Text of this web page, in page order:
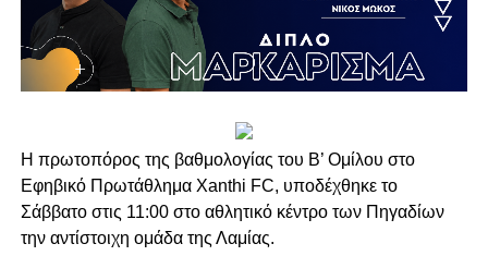
Η πρωτοπόρος της βαθμολογίας του Β’ Ομίλου στο
Εφηβικό Πρωτάθλημα Xanthi FC, υποδέχθηκε το
Σάββατο στις 11:00 στο αθλητικό κέντρο των Πηγαδίων
την αντίστοιχη ομάδα της Λαμίας.